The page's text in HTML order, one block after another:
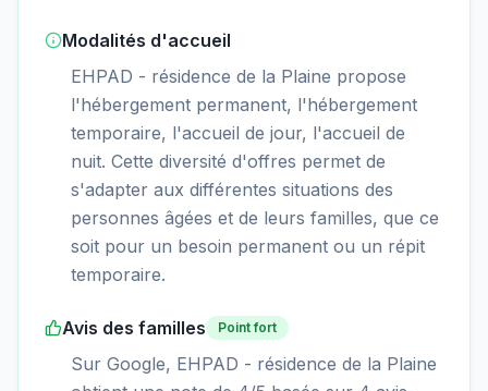
Modalités d'accueil
EHPAD - résidence de la Plaine propose
l'hébergement permanent, l'hébergement
temporaire, l'accueil de jour, l'accueil de
nuit. Cette diversité d'offres permet de
s'adapter aux différentes situations des
personnes âgées et de leurs familles, que ce
soit pour un besoin permanent ou un répit
temporaire.
Avis des familles Point fort
Sur Google, EHPAD - résidence de la Plaine